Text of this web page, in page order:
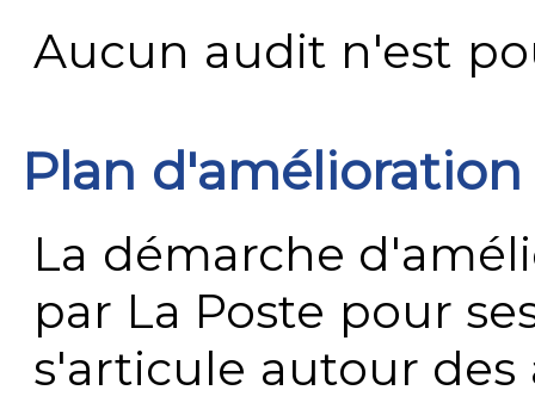
Aucun audit n'est
Plan
La démarche
par La Poste pour
s'articule autour des